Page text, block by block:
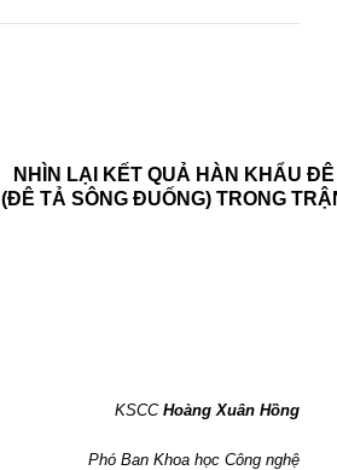
NHÌN LẠI KẾT QUẢ HÀN KHẨU
(ĐÊ TẢ SÔNG ĐUỐNG) TRONG
KSCCHoàng Xuân Hồng
Phó Ban Khoa học Công nghệ